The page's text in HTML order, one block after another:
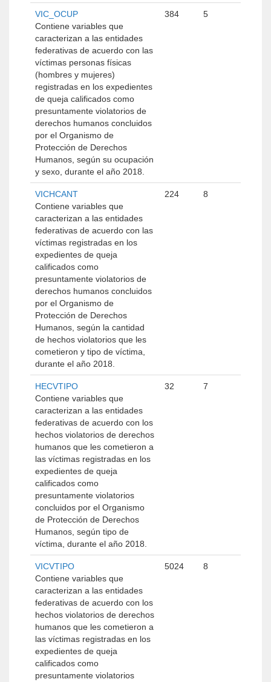
VIC_OCUP
Contiene variables que
caracterizan a las entidades
federativas de acuerdo con las
víctimas personas físicas
(hombres y mujeres)
registradas en los expedientes
de queja calificados como
presuntamente violatorios de
derechos humanos concluidos
por el Organismo de
Protección de Derechos
Humanos, según su ocupación
y sexo, durante el año 2018.
384 5
VICHCANT
Contiene variables que
caracterizan a las entidades
federativas de acuerdo con las
víctimas registradas en los
expedientes de queja
calificados como
presuntamente violatorios de
derechos humanos concluidos
por el Organismo de
Protección de Derechos
Humanos, según la cantidad
de hechos violatorios que les
cometieron y tipo de víctima,
durante el año 2018.
224 8
HECVTIPO
Contiene variables que
caracterizan a las entidades
federativas de acuerdo con los
hechos violatorios de derechos
humanos que les cometieron a
las víctimas registradas en los
expedientes de queja
calificados como
presuntamente violatorios
concluidos por el Organismo
de Protección de Derechos
Humanos, según tipo de
víctima, durante el año 2018.
32 7
VICVTIPO
Contiene variables que
caracterizan a las entidades
federativas de acuerdo con los
hechos violatorios de derechos
humanos que les cometieron a
las víctimas registradas en los
expedientes de queja
calificados como
presuntamente violatorios
5024 8